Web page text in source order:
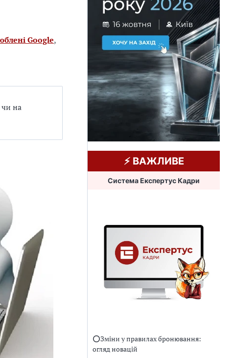
Google,
чи на
⚡️ ВАЖЛИВЕ
Система Експертус Кадри
⭕️Зміни у правилах бронювання:
огляд новацій